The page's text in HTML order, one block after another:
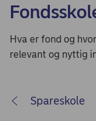
Hva er fond og
relevant og nyttig
Spareskole